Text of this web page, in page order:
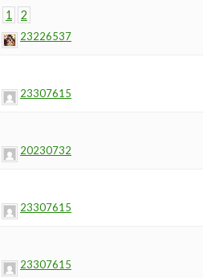
1 2
23226537
23307615
20230732
23307615
23307615